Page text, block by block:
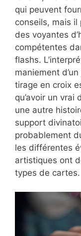
qui peuvent
conseils, mais
des voyantes
compétentes
flashs.
maniement
tirage en croix
qu’avoir un vrai
une autre
support
probablement
les différentes
artistiques ont
types de cartes.